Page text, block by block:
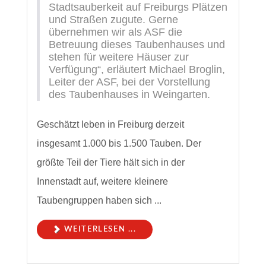
Stadtsauberkeit auf Freiburgs Plätzen
und Straßen zugute. Gerne
übernehmen wir als ASF die
Betreuung dieses Taubenhauses und
stehen für weitere Häuser zur
Verfügung“, erläutert Michael Broglin,
Leiter der ASF, bei der Vorstellung
des Taubenhauses in Weingarten.
Geschätzt leben in Freiburg derzeit
insgesamt 1.000 bis 1.500 Tauben. Der
größte Teil der Tiere hält sich in der
Innenstadt auf, weitere kleinere
Taubengruppen haben sich ...
WEITERLESEN ...